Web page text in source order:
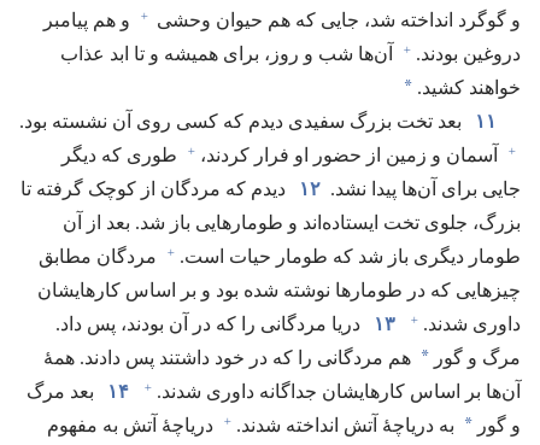
و گوگرد انداخته شد،‏ جایی که هم حیوان وحشی
+
و هم پیامبر
دروغین بودند.‏ +
آن‌ها شب و روز،‏ برای همیشه و تا ابد عذاب
خواهند کشید.‏ *
۱۱ بعد تخت بزرگ سفیدی دیدم که کسی روی آن نشسته بود.‏
+ آسمان و زمین از حضور او فرار کردند،‏ +
طوری که دیگر
جایی برای آن‌ها پیدا نشد.‏ ۱۲
دیدم که مردگان از کوچک گرفته تا
بزرگ،‏ جلوی تخت ایستاده‌اند و طومارهایی باز شد.‏ بعد از آن
طومار دیگری باز شد که طومار حیات است.‏ +
مردگان مطابق
چیزهایی که در طومارها نوشته شده بود و بر اساس کارهایشان
داوری شدند.‏ + ۱۳
دریا مردگانی را که در آن بودند،‏ پس داد.‏
مرگ و گور * هم مردگانی را که در خود داشتند پس دادند.‏ همهٔ
آن‌ها بر اساس کارهایشان جداگانه داوری شدند.‏ + ۱۴
بعد مرگ
و گور * به دریاچهٔ آتش انداخته شدند.‏ +
دریاچهٔ آتش به مفهوم